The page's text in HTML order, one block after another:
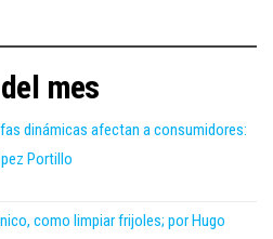
mes
dinámicas afectan a consumidores:
Portillo
como limpiar frijoles; por Hugo